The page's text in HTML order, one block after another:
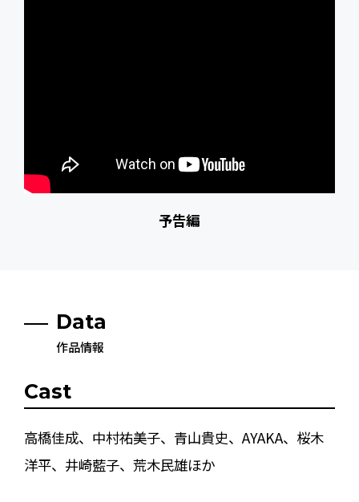
予告編
Data
作品情報
Cast
高橋佳成、中村祐美子、青山貴史、AYAKA、桜木
洋平、井崎藍子、荒木民雄ほか